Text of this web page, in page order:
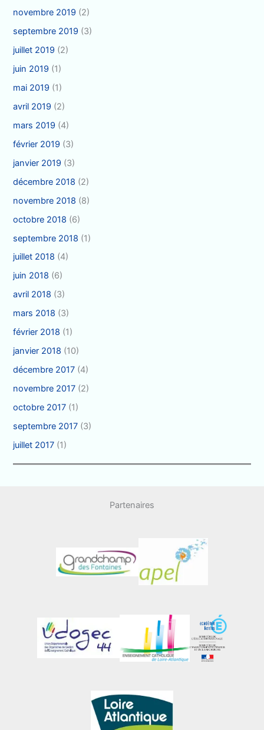
novembre 2019 (2)
septembre 2019 (3)
juillet 2019 (2)
juin 2019 (1)
mai 2019 (1)
avril 2019 (2)
mars 2019 (4)
février 2019 (3)
janvier 2019 (3)
décembre 2018 (2)
novembre 2018 (8)
octobre 2018 (6)
septembre 2018 (1)
juillet 2018 (4)
juin 2018 (6)
avril 2018 (3)
mars 2018 (3)
février 2018 (1)
janvier 2018 (10)
décembre 2017 (4)
novembre 2017 (2)
octobre 2017 (1)
septembre 2017 (3)
juillet 2017 (1)
Partenaires